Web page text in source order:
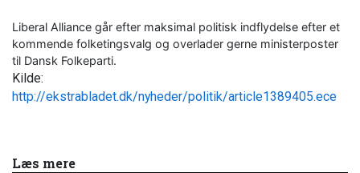
Liberal Alliance går efter maksimal politisk indflydelse efter et
kommende folketingsvalg og overlader gerne ministerposter
til Dansk Folkeparti.
Kilde:
http://ekstrabladet.dk/nyheder/politik/article1389405.ece
Læs mere